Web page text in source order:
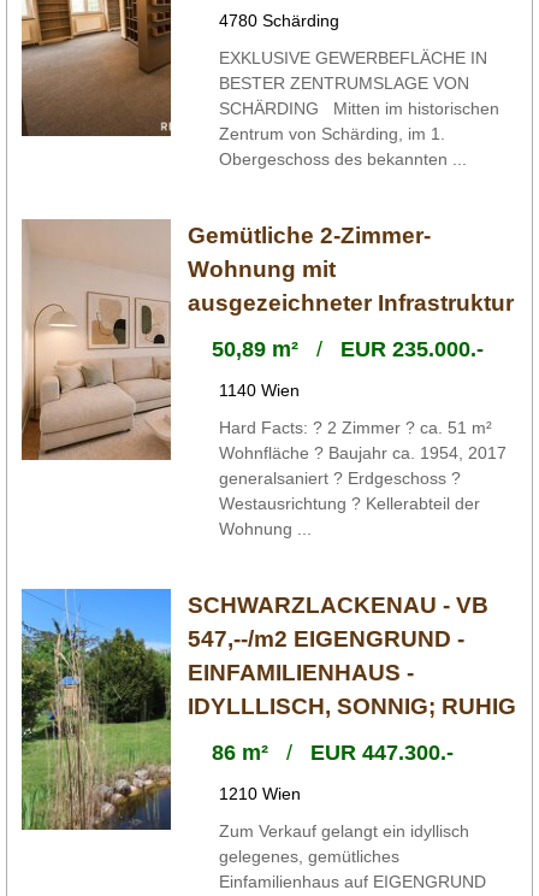
4780 Schärding
EXKLUSIVE GEWERBEFLÄCHE IN
BESTER ZENTRUMSLAGE VON
SCHÄRDING Mitten im historischen
Zentrum von Schärding, im 1.
Obergeschoss des bekannten ...
Gemütliche 2-Zimmer-
Wohnung mit
ausgezeichneter Infrastruktur
50,89 m²/ EUR 235.000.-
1140 Wien
Hard Facts: ? 2 Zimmer ? ca. 51 m²
Wohnfläche ? Baujahr ca. 1954, 2017
generalsaniert ? Erdgeschoss ?
Westausrichtung ? Kellerabteil der
Wohnung ...
SCHWARZLACKENAU - VB
547,--/m2 EIGENGRUND -
EINFAMILIENHAUS -
IDYLLLISCH, SONNIG; RUHIG
86 m²/ EUR 447.300.-
1210 Wien
Zum Verkauf gelangt ein idyllisch
gelegenes, gemütliches
Einfamilienhaus auf EIGENGRUND